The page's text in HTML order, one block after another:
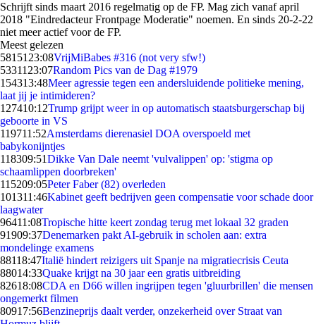
Schrijft sinds maart 2016 regelmatig op de FP. Mag zich vanaf april
2018 "Eindredacteur Frontpage Moderatie" noemen. En sinds 20-2-22
niet meer actief voor de FP.
Meest gelezen
58151 23:08VrijMiBabes #316 (not very sfw!)
53311 23:07Random Pics van de Dag #1979
154313:48Meer agressie tegen een andersluidende politieke mening,
laat jij je intimideren?
127410:12Trump grijpt weer in op automatisch staatsburgerschap bij
geboorte in VS
119711:52Amsterdams dierenasiel DOA overspoeld met
babykonijntjes
118309:51Dikke Van Dale neemt 'vulvalippen' op: 'stigma op
schaamlippen doorbreken'
115209:05Peter Faber (82) overleden
101311:46Kabinet geeft bedrijven geen compensatie voor schade door
laagwater
96411:08Tropische hitte keert zondag terug met lokaal 32 graden
91909:37Denemarken pakt AI-gebruik in scholen aan: extra
mondelinge examens
88118:47Italië hindert reizigers uit Spanje na migratiecrisis Ceuta
88014:33Quake krijgt na 30 jaar een gratis uitbreiding
82618:08CDA en D66 willen ingrijpen tegen 'gluurbrillen' die mensen
ongemerkt filmen
80917:56Benzineprijs daalt verder, onzekerheid over Straat van